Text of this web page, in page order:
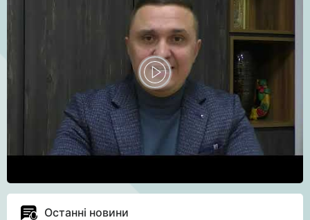
Останні новини